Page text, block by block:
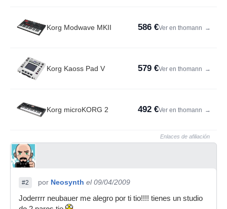
Korg Modwave MKII 586 €Ver en thomann →
Korg Kaoss Pad V 579 €Ver en thomann →
Korg microKORG 2 492 €Ver en thomann →
Enlaces de afiliación
#2 por Neosynth el 09/04/2009
Joderrrr neubauer me alegro por ti tio!!!! tienes un studio